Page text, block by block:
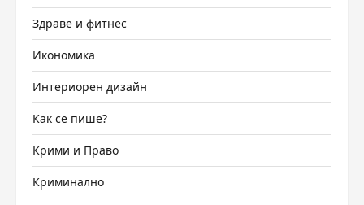
Здраве и фитнес
Икономика
Интериорен дизайн
Как се пише?
Крими и Право
Криминално